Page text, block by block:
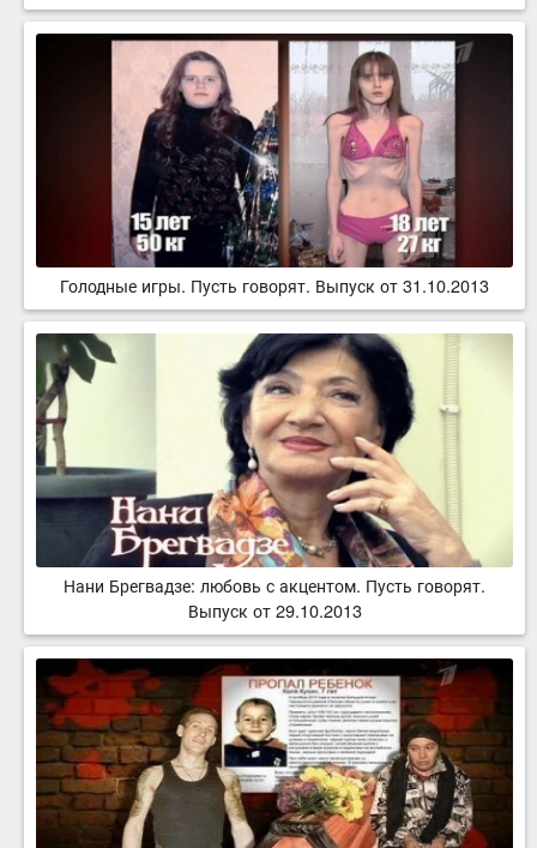
Голодные игры. Пусть говорят. Выпуск от 31.10.2013
Нани Брегвадзе: любовь с акцентом. Пусть говорят.
Выпуск от 29.10.2013